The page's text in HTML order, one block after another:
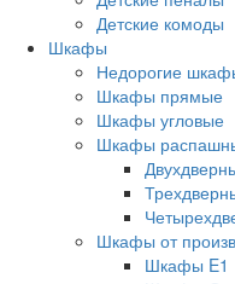
Детские комоды
Шкафы
Недорогие
Шкафы прямые
Шкафы угловые
Шкафы
Шкафы от
Шкафы E1